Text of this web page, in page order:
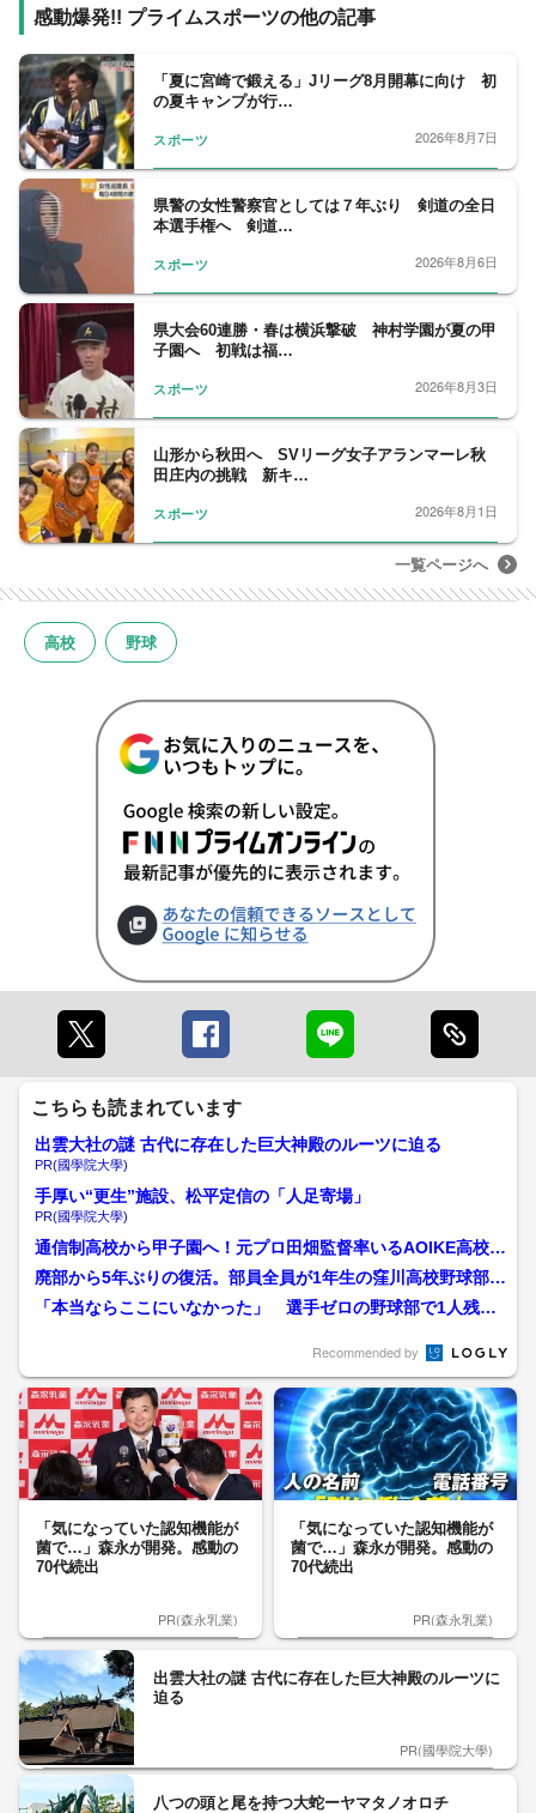
感動爆発!! プライムスポーツの他の記事
「夏に宮崎で鍛える」Jリーグ8月開幕に向け 初
の夏キャンプが行…
スポーツ 2026年8月7日
県警の女性警察官としては７年ぶり 剣道の全日
本選手権へ 剣道…
スポーツ 2026年8月6日
県大会60連勝・春は横浜撃破 神村学園が夏の甲
子園へ 初戦は福…
スポーツ 2026年8月3日
山形から秋田へ SVリーグ女子アランマーレ秋
田庄内の挑戦 新キ…
スポーツ 2026年8月1日
一覧ページへ
高校 野球
こちらも読まれています
出雲大社の謎 古代に存在した巨大神殿のルーツに迫る
PR(國學院大學)
手厚い“更生”施設、松平定信の「人足寄場」
PR(國學院大學)
通信制高校から甲子園へ！元プロ田畑監督率いるAOIKE高校野
球部が秋季大会で公式...
廃部から5年ぶりの復活。部員全員が1年生の窪川高校野球部が
劇的勝利【高校野球】
「本当ならここにいなかった」 選手ゼロの野球部で1人残っ
Recommended by
「気になっていた認知機能が
菌で…」森永が開発。感動の
70代続出
PR(森永乳業)
「気になっていた認知機能が
菌で…」森永が開発。感動の
70代続出
PR(森永乳業)
出雲大社の謎 古代に存在した巨大神殿のルーツに
迫る
PR(國學院大學)
八つの頭と尾を持つ大蛇ーヤマタノオロチ